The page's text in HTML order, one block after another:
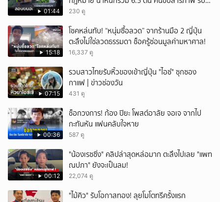
01:44
ค่าจ้างเที่ยวละ 5,000 บาท
230 ดู
15:18
โชคหล่นทับ! “หนุ่มซื้อลวด” จากร้านมือ 2 ญี่ปุ่น
ตะลึงไม่ใช่ลวดธรรมดา ช็อครู้ซ่อนมูลค่ามหาศาล!
16,337 ดู
07:15
รวบสาวไทยรับหิ้วของเข้าญี่ปุ่น "ไอซ์" ซุกซอง
กาแฟ | ข่าวช่องวัน
431 ดู
00:36
ช็อกวงการ! ก้อง ปิยะ โพสต์อาลัย จอเจ จากไป
กะทันหัน แฟนคลับใจหาย
587 ดู
00:12
"น้องเรซซิ่ง" คลิปล่าสุดหล่อมาก ตะลึงไปเลย "แพท
ณปภา" ยังจะเป็นลม!
22,074 ดู
"ไม้คิว" รับโอกาสทอง! ลุยโมโตทรีครั้งแรก